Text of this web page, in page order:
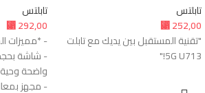
تابلتس
⃁252,00
"تقنية المستقبل بين يديك مع تابلت
5G U713!"
تابلتس
⃁292,00
- *مميزات
واضحة
- مجهز